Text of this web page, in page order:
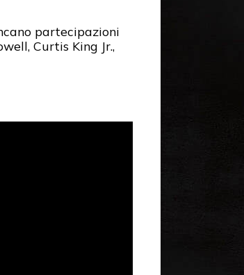
partecipazioni
Curtis King Jr.,